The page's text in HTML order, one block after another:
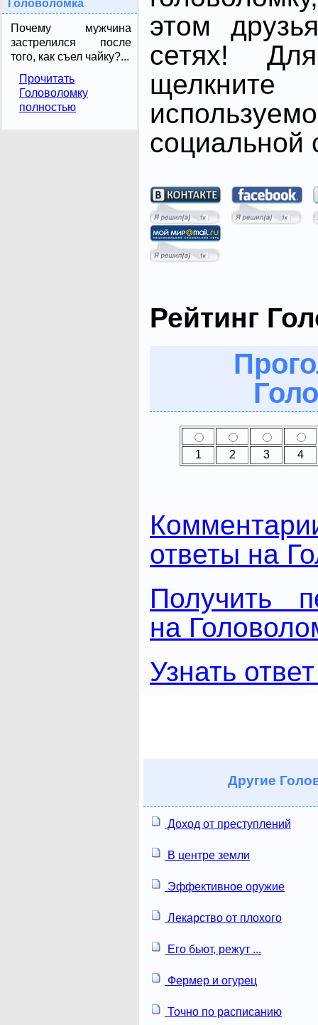
Головоломка
Почему мужчина
застрелился после
того, как съел чайку?...
Прочитать
Головоломку
полностью
этом
сетях!
социальной
Рейтинг
1 2 3 4
ответы на
Получить
на
Узнать
Другие
Доход от преступлений
В центре земли
Эффективное оружие
Лекарство от плохого
Его бьют, режут ...
Фермер и огурец
Точно по расписанию